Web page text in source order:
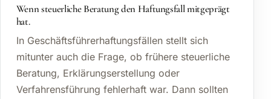
Wenn steuerliche Beratung den Haftungsfall mitgeprägt
hat.
In Geschäftsführerhaftungsfällen stellt sich
mitunter auch die Frage, ob frühere steuerliche
Beratung, Erklärungserstellung oder
Verfahrensführung fehlerhaft war. Dann sollten